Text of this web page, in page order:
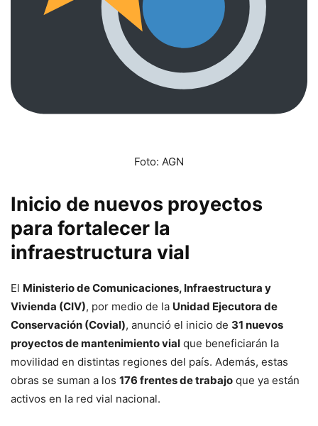
Foto: AGN
Inicio de nuevos proyectos
para fortalecer la
infraestructura vial
El Ministerio de Comunicaciones, Infraestructura y
Vivienda (CIV), por medio de la Unidad Ejecutora de
Conservación (Covial), anunció el inicio de 31 nuevos
proyectos de mantenimiento vial que beneficiarán la
movilidad en distintas regiones del país. Además, estas
obras se suman a los 176 frentes de trabajo que ya están
activos en la red vial nacional.